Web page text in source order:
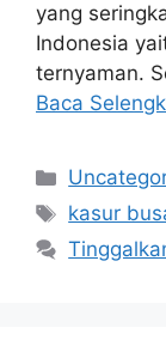
yang
Indonesia
ternyaman.
Baca
Kategori
Tag
kasur